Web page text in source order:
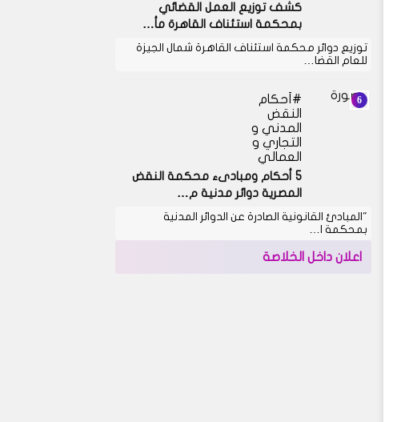
كشف توزيع العمل القضائي
بمحكمة استئناف القاهرة مأ…
توزيع دوائر محكمة استئناف القاهرة شمال الجيزة
للعام القضا…
أحكام
النقض
المدني و
التجاري و
العمالي
5 أحكام ومبادىء محكمة النقض
المصرية دوائر مدنية م…
"المبادئ القانونية الصادرة عن الدوائر المدنية
بمحكمة ا…
اعلان داخل الخلاصة